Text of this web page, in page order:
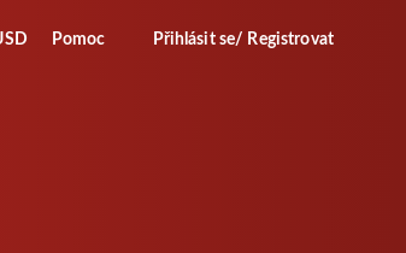
Pomoc Přihlásit se/ Registrovat